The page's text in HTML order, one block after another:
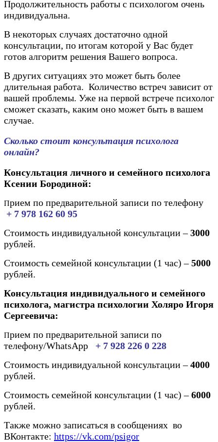
Продолжительность работы с психологом очень
индивидуальна.
В некоторых случаях достаточно одной
консультации, по итогам которой у Вас будет
готов алгоритм решения Вашего вопроса.
В других ситуациях это может быть более
длительная работа. Количество встреч зависит от
вашей проблемы. Уже на первой встрече психолог
сможет сказать, каким оно может быть в вашем
случае.
Сколько стоит консультация психолога
онлайн?
Консультация личного и семейного психолога
Ксении Бородиной:
Прием по предварительной записи по телефону
+ 7 978 162 60 95
Стоимость индивидуальной консультации –3000
рублей.
Стоимость семейной консультации (1 час) –5000
рублей.
Консультация индивидуального и семейного
психолога, магистра психологии Холяро Игоря
Сергеевича:
Прием по предварительной записи по
телефону/WhatsApp + 7 928 226 0 228
Стоимость индивидуальной консультации –4000
рублей.
Стоимость семейной консультации (1 час) –6000
рублей.
Также можно записаться в сообщениях во
ВКонтакте: https://vk.com/psigor